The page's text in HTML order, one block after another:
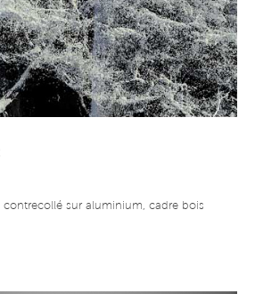
contrecollé sur aluminium, cadre bois